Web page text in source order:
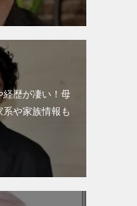
経歴が凄い！母
や家族情報も